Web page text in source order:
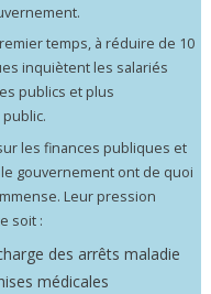
temps, à réduire de 10
inquiètent les salariés
publics et plus
les finances publiques et
gouvernement ont de quoi
Leur pression
soit :
des arrêts maladie
médicales